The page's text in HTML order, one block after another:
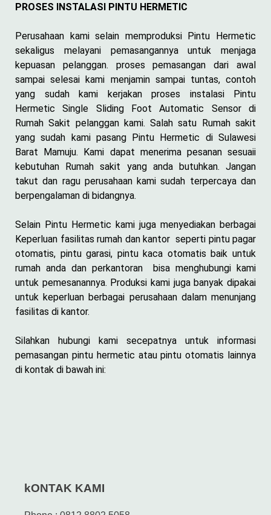
PROSES INSTALASI PINTU HERMETIC
Perusahaan kami selain memproduksi Pintu Hermetic
sekaligus melayani pemasangannya untuk menjaga
kepuasan pelanggan. proses pemasangan dari awal
sampai selesai kami menjamin sampai tuntas, contoh
yang sudah kami kerjakan proses instalasi Pintu
Hermetic Single Sliding Foot Automatic Sensor di
Rumah Sakit pelanggan kami. Salah satu Rumah sakit
yang sudah kami pasang Pintu Hermetic di Sulawesi
Barat Mamuju. Kami dapat menerima pesanan sesuaii
kebutuhan Rumah sakit yang anda butuhkan. Jangan
takut dan ragu perusahaan kami sudah terpercaya dan
berpengalaman di bidangnya.
Selain Pintu Hermetic kami juga menyediakan berbagai
Keperluan fasilitas rumah dan kantor seperti pintu pagar
otomatis, pintu garasi, pintu kaca otomatis baik untuk
rumah anda dan perkantoran bisa menghubungi kami
untuk pemesanannya. Produksi kami juga banyak dipakai
untuk keperluan berbagai perusahaan dalam menunjang
fasilitas di kantor.
Silahkan hubungi kami secepatnya untuk informasi
pemasangan pintu hermetic atau pintu otomatis lainnya
di kontak di bawah ini:
kONTAK KAMI